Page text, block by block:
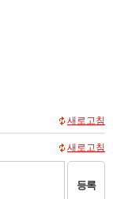
새로고침
새로고침
등록